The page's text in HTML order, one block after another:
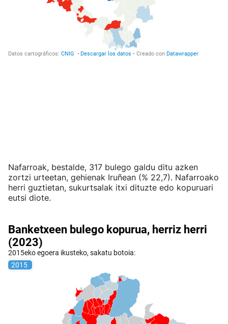
Nafarroak, bestalde, 317 bulego galdu ditu azken
zortzi urteetan, gehienak Iruñean (% 22,7). Nafarroako
herri guztietan, sukurtsalak itxi dituzte edo kopuruari
eutsi diote.